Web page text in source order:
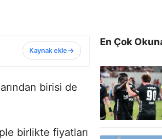
Kaynak ekle
birisi de
birlikte fiyatları
En Çok